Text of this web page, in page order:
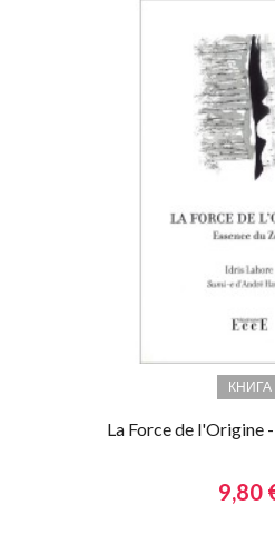
КНИГА
La Force de l'Origine
9,80